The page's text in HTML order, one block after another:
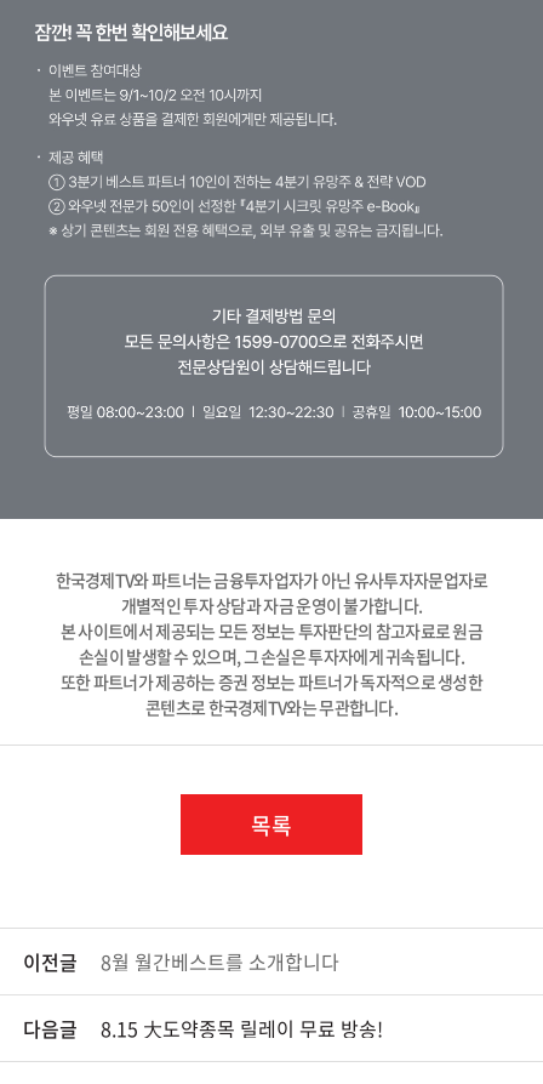
한국경제TV와 파트너는 금융투자업자가 아닌 유사투자자문업자로
개별적인 투자 상담과 자금 운영이 불가합니다.
본 사이트에서 제공되는 모든 정보는 투자판단의 참고자료로 원금
손실이 발생할 수 있으며, 그 손실은 투자자에게 귀속됩니다.
또한 파트너가 제공하는 증권 정보는 파트너가 독자적으로 생성한
콘텐츠로 한국경제TV와는 무관합니다.
목록
이전글 8월 월간베스트를 소개합니다
다음글 8.15 大도약종목 릴레이 무료 방송!